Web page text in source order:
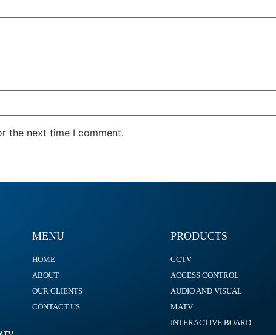
the next time I comment.
MENU
HOME
ABOUT
OUR CLIENTS
CONTACT US
PRODUCTS
CCTV
ACCESS CONTROL
AUDIO AND VISUAL
MATV
INTERACTIVE BOARD